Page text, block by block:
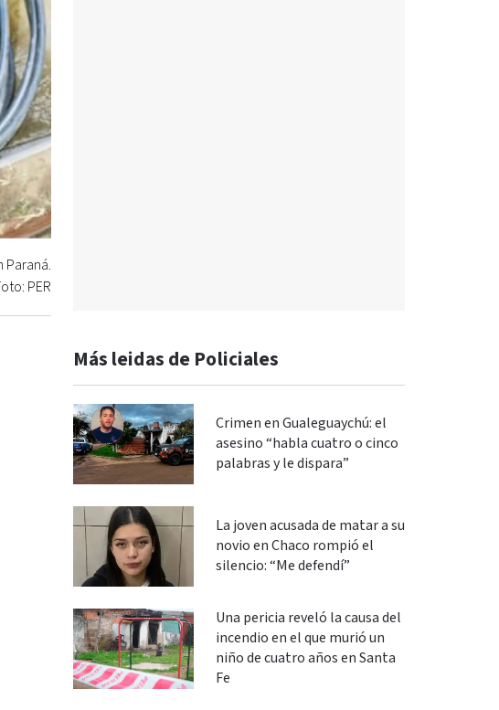
Paraná.
PER
Más leidas de Policiales
Crimen en Gualeguaychú: el
asesino “habla cuatro o cinco
palabras y le dispara”
La joven acusada de matar a su
novio en Chaco rompió el
silencio: “Me defendí”
Una pericia reveló la causa del
incendio en el que murió un
niño de cuatro años en Santa
Fe